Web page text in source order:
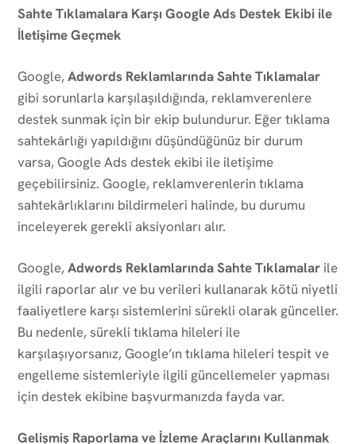
Sahte Tıklamalara Karşı Google Ads Destek Ekibi ile
İletişime Geçmek
Google,Adwords Reklamlarında Sahte Tıklamalar
gibi sorunlarla karşılaşıldığında, reklamverenlere
destek sunmak için bir ekip bulundurur. Eğer tıklama
sahtekârlığı yapıldığını düşündüğünüz bir durum
varsa, Google Ads destek ekibi ile iletişime
geçebilirsiniz. Google, reklamverenlerin tıklama
sahtekârlıklarını bildirmeleri halinde, bu durumu
inceleyerek gerekli aksiyonları alır.
Google,Adwords Reklamlarında Sahte Tıklamalar ile
ilgili raporlar alır ve bu verileri kullanarak kötü niyetli
faaliyetlere karşı sistemlerini sürekli olarak günceller.
Bu nedenle, sürekli tıklama hileleri ile
karşılaşıyorsanız, Google’ın tıklama hileleri tespit ve
engelleme sistemleriyle ilgili güncellemeler yapması
için destek ekibine başvurmanızda fayda var.
Gelişmiş Raporlama ve İzleme Araçlarını Kullanmak